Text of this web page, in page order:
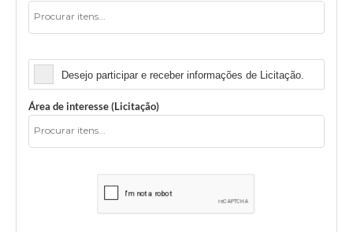
Desejo participar e receber informações de Licitação.
Área de interesse (Licitação)